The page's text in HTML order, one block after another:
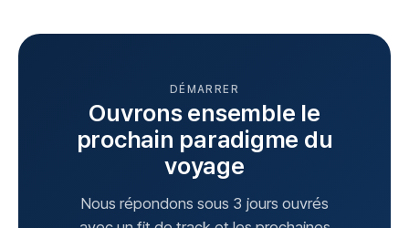
DÉMARRER
Ouvrons ensemble le
prochain paradigme du
voyage
Nous répondons sous 3 jours ouvrés